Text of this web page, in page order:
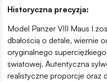
Historyczna precyzja:
Model Panzer VIII Maus I
dbałością o detale, wiernie
oryginalnego
światowej. Autentyczna
realistyczne proporcje oraz